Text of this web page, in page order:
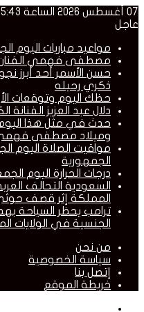
07 أغسطس 2026 الساعة 5:43 ص
عاجل
مواعيد مباريات اليوم الجمعة 7
مصطفى فهمي الفنان
حسن الأسمر أحد أبرز
ذكري رحيله
حظك اليوم وتوقعات الأبراج
دلال عبد العزيز
وميلاد مصطفى فهمى
الجمهورية
درجات الحرارة اليوم الجمعة 7 أغسطس
المملكة إثر قصف
ترامب يحظر السياحة
الجنسية في الولايات
من نحن
سياسة الخصوصية
إتصل بنا
خريطة الموقع